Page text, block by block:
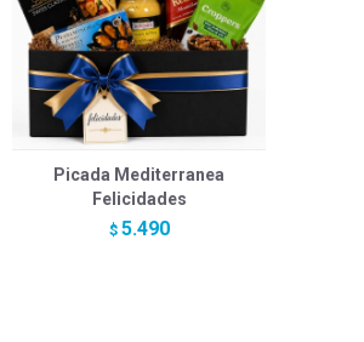
Picada Mediterranea
Felicidades
$ 5.490